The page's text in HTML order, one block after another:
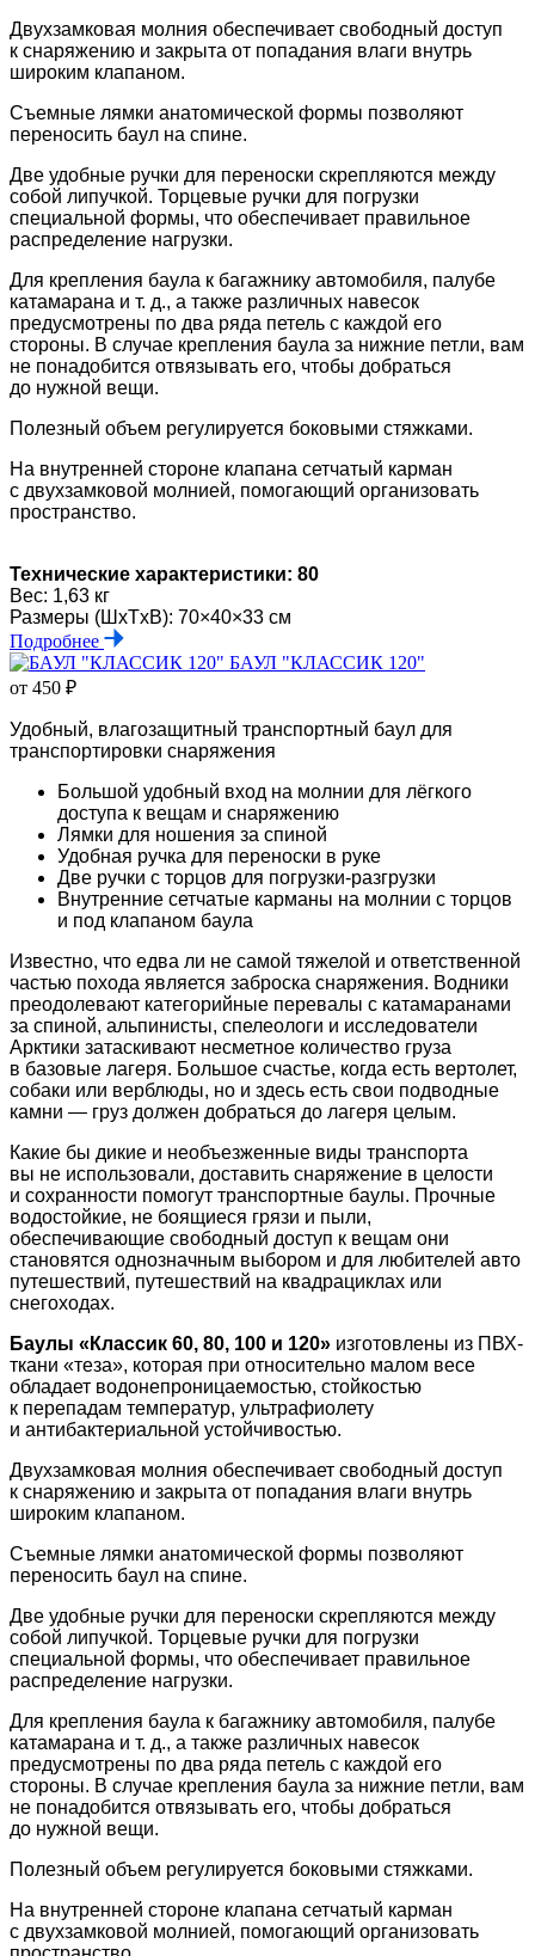
Двухзамковая молния обеспечивает свободный доступ
к снаряжению и закрыта от попадания влаги внутрь
широким клапаном.
Съемные лямки анатомической формы позволяют
переносить баул на спине.
Две удобные ручки для переноски скрепляются между
собой липучкой. Торцевые ручки для погрузки
специальной формы, что обеспечивает правильное
распределение нагрузки.
Для крепления баула к багажнику автомобиля, палубе
катамарана и т. д., а также различных навесок
предусмотрены по два ряда петель с каждой его
стороны. В случае крепления баула за нижние петли, вам
не понадобится отвязывать его, чтобы добраться
до нужной вещи.
Полезный объем регулируется боковыми стяжками.
На внутренней стороне клапана сетчатый карман
с двухзамковой молнией, помогающий организовать
пространство.
Технические характеристики: 80
Вес: 1,63 кг
Размеры (ШxTxB): 70×40×33 см
Подробнее
БАУЛ "КЛАССИК 120"
от 450 ₽
Удобный, влагозащитный транспортный баул для
транспортировки снаряжения
Большой удобный вход на молнии для лёгкого
доступа к вещам и снаряжению
Лямки для ношения за спиной
Удобная ручка для переноски в руке
Две ручки с торцов для погрузки-разгрузки
Внутренние сетчатые карманы на молнии с торцов
и под клапаном баула
Известно, что едва ли не самой тяжелой и ответственной
частью похода является заброска снаряжения. Водники
преодолевают категорийные перевалы с катамаранами
за спиной, альпинисты, спелеологи и исследователи
Арктики затаскивают несметное количество груза
в базовые лагеря. Большое счастье, когда есть вертолет,
собаки или верблюды, но и здесь есть свои подводные
камни — груз должен добраться до лагеря целым.
Какие бы дикие и необъезженные виды транспорта
вы не использовали, доставить снаряжение в целости
и сохранности помогут транспортные баулы. Прочные
водостойкие, не боящиеся грязи и пыли,
обеспечивающие свободный доступ к вещам они
становятся однозначным выбором и для любителей авто
путешествий, путешествий на квадрациклах или
снегоходах.
Баулы «Классик 60, 80, 100 и 120» изготовлены из ПВХ-
ткани «теза», которая при относительно малом весе
обладает водонепроницаемостью, стойкостью
к перепадам температур, ультрафиолету
и антибактериальной устойчивостью.
Двухзамковая молния обеспечивает свободный доступ
к снаряжению и закрыта от попадания влаги внутрь
широким клапаном.
Съемные лямки анатомической формы позволяют
переносить баул на спине.
Две удобные ручки для переноски скрепляются между
собой липучкой. Торцевые ручки для погрузки
специальной формы, что обеспечивает правильное
распределение нагрузки.
Для крепления баула к багажнику автомобиля, палубе
катамарана и т. д., а также различных навесок
предусмотрены по два ряда петель с каждой его
стороны. В случае крепления баула за нижние петли, вам
не понадобится отвязывать его, чтобы добраться
до нужной вещи.
Полезный объем регулируется боковыми стяжками.
На внутренней стороне клапана сетчатый карман
с двухзамковой молнией, помогающий организовать